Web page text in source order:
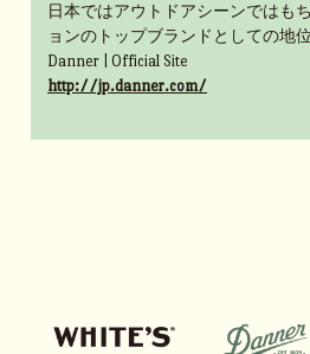
日本ではアウトドアシーンではも
ョンのトップブランドとしての地
Danner | Official Site
http://jp.danner.com/